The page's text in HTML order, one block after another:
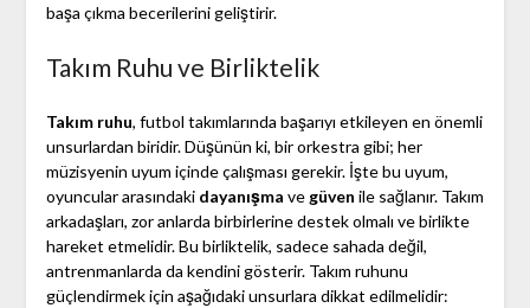
başa çıkma becerilerini geliştirir.
Takım Ruhu ve Birliktelik
Takım ruhu, futbol takımlarında başarıyı etkileyen en önemli
unsurlardan biridir. Düşünün ki, bir orkestra gibi; her
müzisyenin uyum içinde çalışması gerekir. İşte bu uyum,
oyuncular arasındaki dayanışma ve güven ile sağlanır. Takım
arkadaşları, zor anlarda birbirlerine destek olmalı ve birlikte
hareket etmelidir. Bu birliktelik, sadece sahada değil,
antrenmanlarda da kendini gösterir. Takım ruhunu
güçlendirmek için aşağıdaki unsurlara dikkat edilmelidir: